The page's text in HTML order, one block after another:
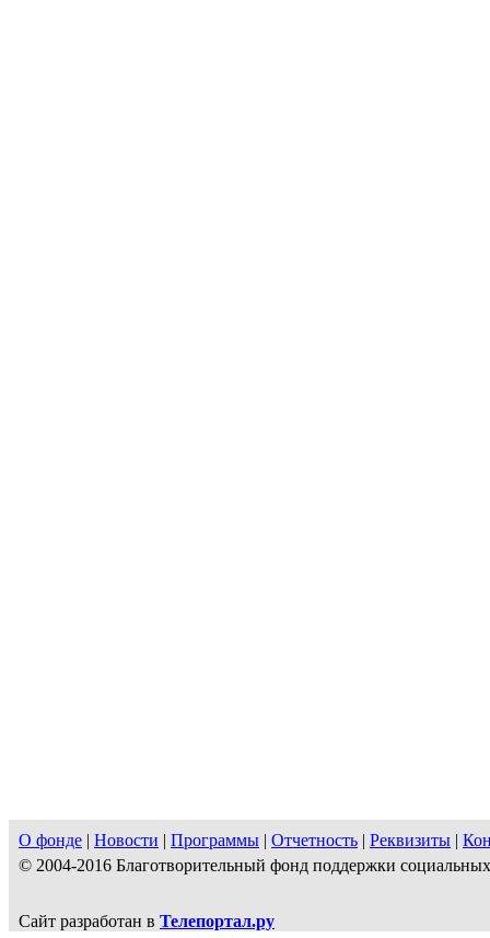
О фонде | Новости | Программы | Отчетность | Реквизиты |
© 2004-2016 Благотворительный фонд поддержки
Сайт разработан в Телепортал.ру